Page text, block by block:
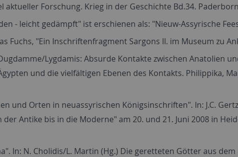
aktueller Forschung. Krieg in der Geschichte Bd.34.
- leicht gedämpft" ist erschienen als: "Nieuw-Assyrische
Fuchs, "Ein Inschriftenfragment Sargons II. im Museum zu
Lygdamis: Absurde Kontakte zwischen Anatolien
und die vielfältigen Ebenen des Kontakts. Philippika,
und Orten in neuassyrischen Königsinschriften". In: J.C.
Antike bis in die Moderne" am 20. und 21. Juni 2008 in
In: N. Cholidis/L. Martin (Hg.) Die geretteten Götter aus